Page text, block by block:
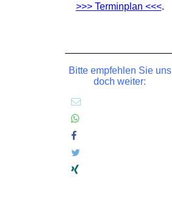
>>> Terminplan <<<.
Bitte empfehlen Sie uns
doch weiter: